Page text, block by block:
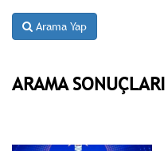
Arama Yap
ARAMA SONUÇLARI